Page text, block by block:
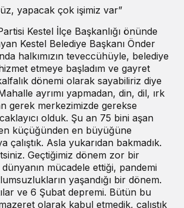
yapacak çok işimiz var”
Kestel İlçe Başkanlığı önünde
Kestel Belediye Başkanı Önder
halkımızın teveccühüyle, belediye
etmeye başladım ve gayret
dönemi olarak sayabiliriz diye
ayrımı yapmadan, din, dil, ırk
gerek merkezimizde gerekse
olduk. Şu an 75 bini aşan
küçüğünden en büyüğüne
çalıştık. Asla yukarıdan bakmadık.
Geçtiğimiz dönem zor bir
mücadele ettiği, pandemi
yaşandığı bir dönem.
ve 6 Şubat depremi. Bütün bu
olarak kabul etmedik, çalıştık